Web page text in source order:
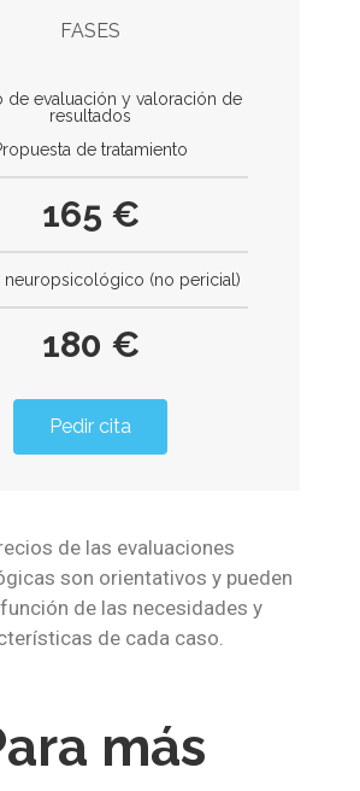
FASES
de evaluación y valoración de
resultados
de tratamiento
165 €
neuropsicológico (no pericial)
180 €
Pedir cita
de las evaluaciones
son orientativos y pueden
de las necesidades y
de cada caso.
más